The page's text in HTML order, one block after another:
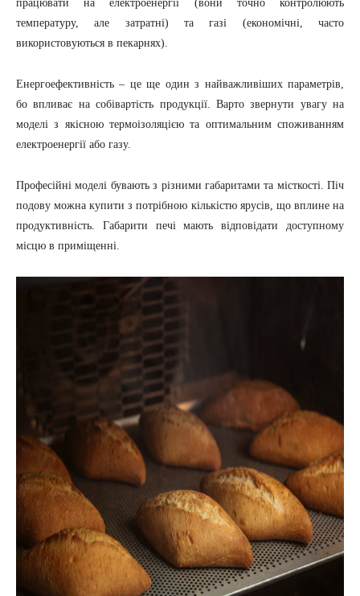
працювати на електроенергії (вони точно контролюють
температуру, але затратні) та газі (економічні, часто
використовуються в пекарнях).
Енергоефективність – це ще один з найважливіших параметрів,
бо впливає на собівартість продукції. Варто звернути увагу на
моделі з якісною термоізоляцією та оптимальним споживанням
електроенергії або газу.
Професійні моделі бувають з різними габаритами та місткості. Піч
подову можна купити з потрібною кількістю ярусів, що вплине на
продуктивність. Габарити печі мають відповідати доступному
місцю в приміщенні.